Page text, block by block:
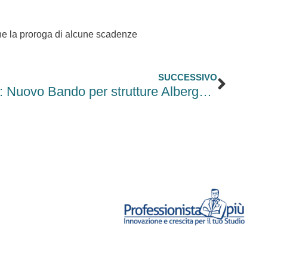
la proroga di alcune scadenze
SUCCESSIVO
Finanza Agevolata: Nuovo Bando per strutture Alberghiere